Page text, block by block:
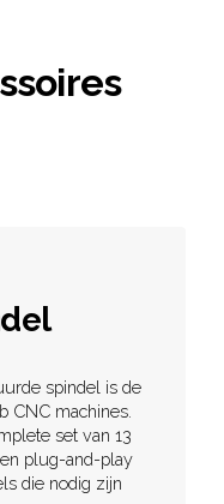
spindel is de
CNC machines.
set van 13
plug-and-play
die nodig zijn